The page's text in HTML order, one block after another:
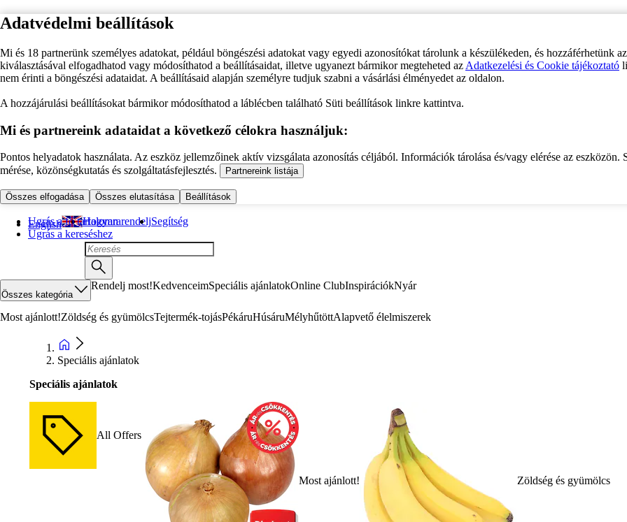
Adatvédelmi beállítások
Mi és 18 partnerünk személyes adatokat, például böngészési adatokat vagy egyedi azonosítókat tárolunk a készülékeden, és hozzáférhetünk
kiválasztásával elfogadhatod vagy módosíthatod a beállításaidat, illetve ugyanezt bármikor megteheted az Adatkezelési és Cookie tájékoztató
nem érinti a böngészési adataidat. A beállításaid alapján személyre tudjuk szabni a vásárlási élményedet az oldalon.
A hozzájárulási beállításokat bármikor módosíthatod a láblécben található Süti beállítások linkre kattintva.
Mi és partnereink adataidat a következő célokra használjuk:
Pontos helyadatok használata. Az eszköz jellemzőinek aktív vizsgálata azonosítás céljából. Információk tárolása és/vagy elérése az eszközön.
mérése, közönségkutatás és szolgáltatásfejlesztés.
Partnereink listája
Összes elfogadása Összes elutasítása Beállítások
Ugrás a fő tartalomra
Ugrás a kereséshez
English Hogyan rendeljSegítség
Összes kategória
Rendelj most!KedvenceimSpeciális ajánlatokOnline ClubInspirációkNyár
Most ajánlott!Zöldség és gyümölcsTejtermék-tojásPékáruHúsáruMélyhűtöttAlapvető élelmiszerek
Speciális ajánlatok
Speciális ajánlatok
All Offers
Most ajánlott! Zöldség és gyümölcs